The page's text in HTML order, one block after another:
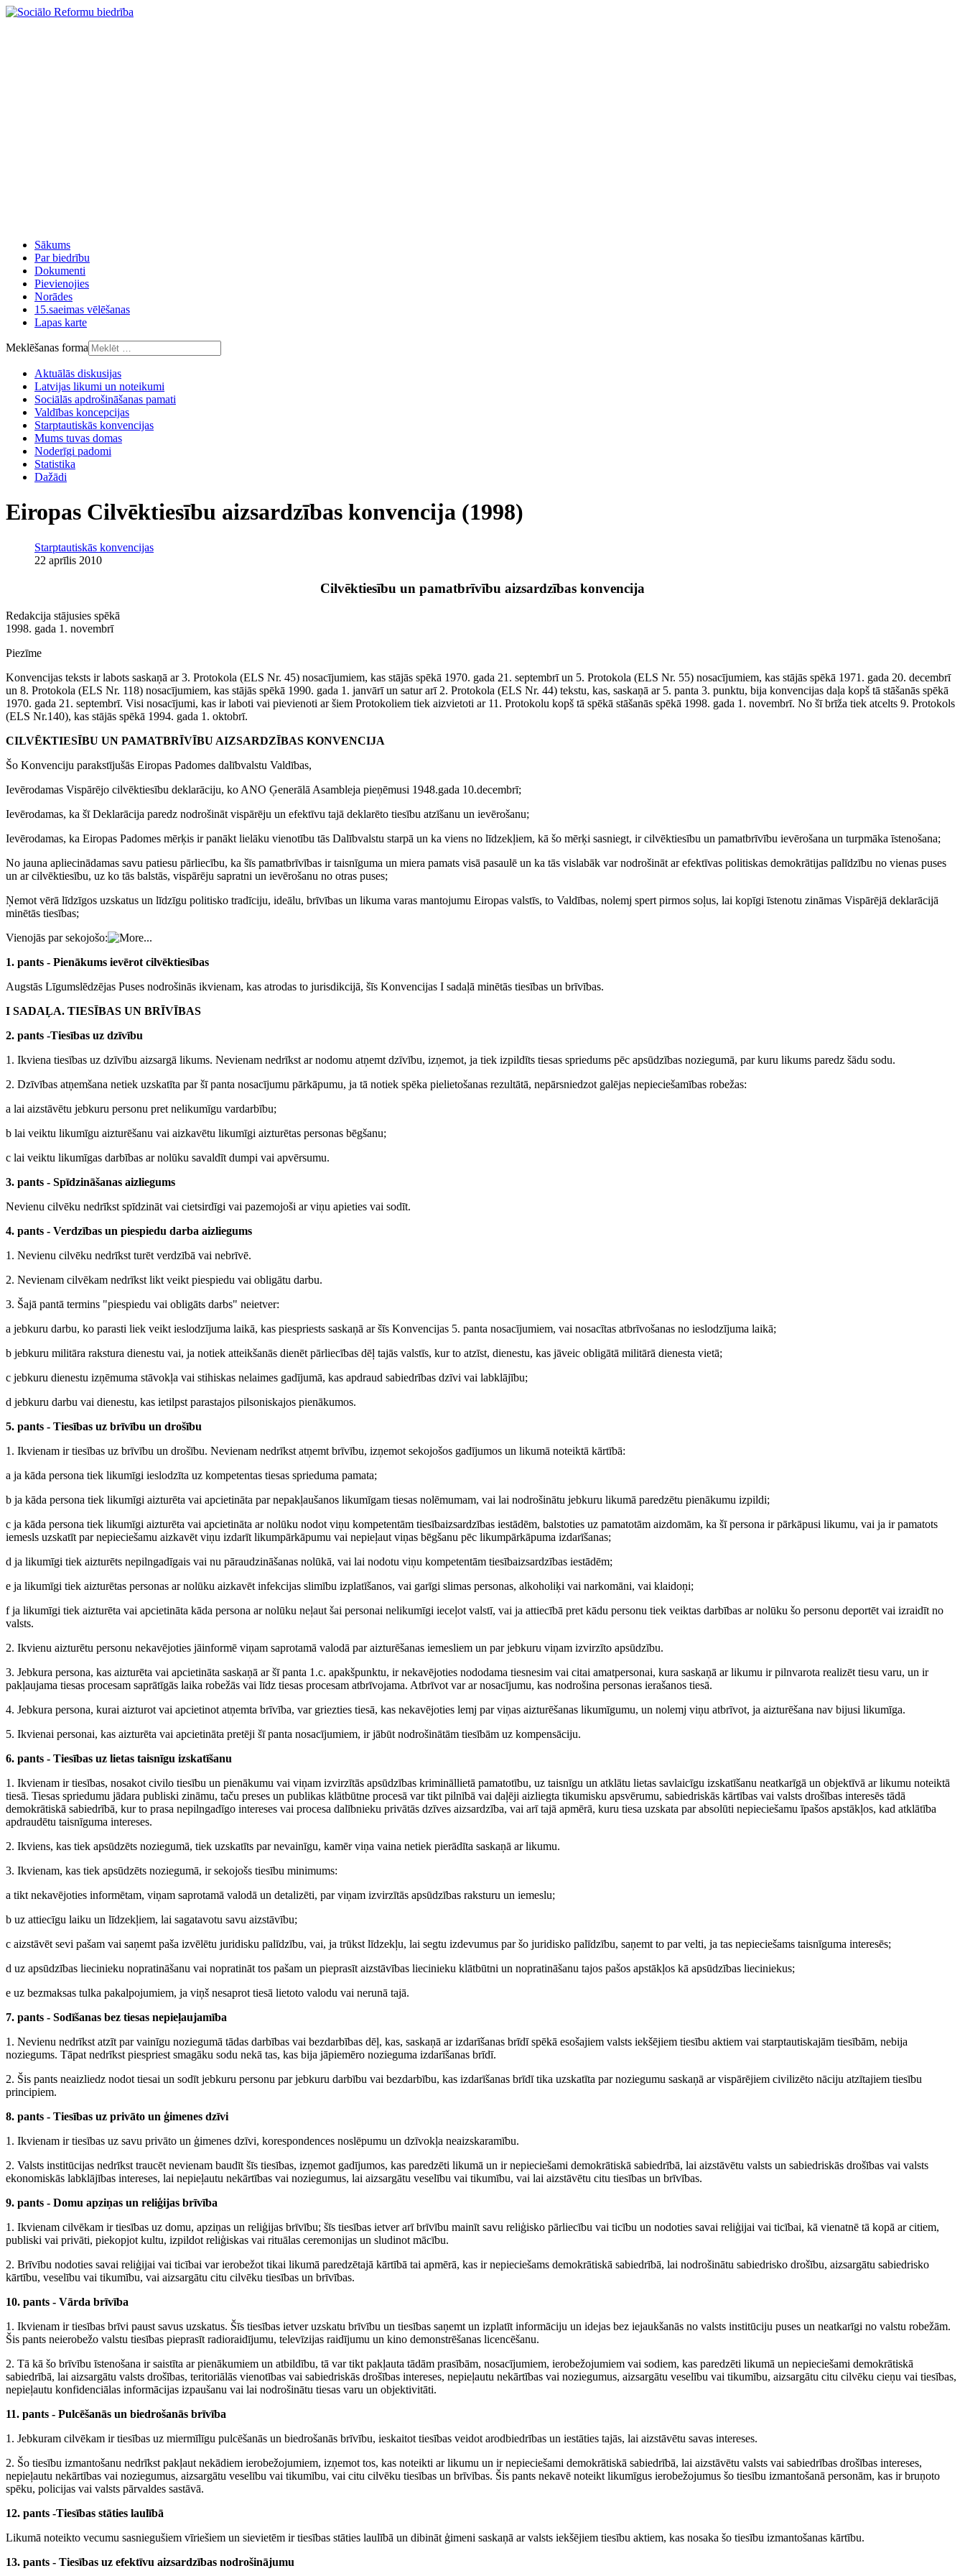
Sākums
Par biedrību
Dokumenti
Pievienojies
Norādes
15.saeimas vēlēšanas
Lapas karte
Meklēšanas forma
Aktuālās diskusijas
Latvijas likumi un noteikumi
Sociālās apdrošināšanas pamati
Valdības koncepcijas
Starptautiskās konvencijas
Mums tuvas domas
Noderīgi padomi
Statistika
Dažādi
Eiropas Cilvēktiesību aizsardzības konvencija (1998)
Starptautiskās konvencijas
22 aprīlis 2010
Cilvēktiesību un pamatbrīvību aizsardzības konvencija
Redakcija stājusies spēkā
1998. gada 1. novembrī
Piezīme
Konvencijas teksts ir labots saskaņā ar 3. Protokola (ELS Nr. 45) nosacījumiem, kas stājās spēkā 1970. gada 21. septembrī un 5. Protokola (ELS Nr. 55) nosacījumiem, kas stājās spēkā 1971. gada 20. decembrī
un 8. Protokola (ELS Nr. 118) nosacījumiem, kas stājās spēkā 1990. gada 1. janvārī un satur arī 2. Protokola (ELS Nr. 44) tekstu, kas, saskaņā ar 5. panta 3. punktu, bija konvencijas daļa kopš tā stāšanās spēkā
1970. gada 21. septembrī. Visi nosacījumi, kas ir laboti vai pievienoti ar šiem Protokoliem tiek aizvietoti ar 11. Protokolu kopš tā spēkā stāšanās spēkā 1998. gada 1. novembrī. No šī brīža tiek atcelts 9. Protokols
(ELS Nr.140), kas stājās spēkā 1994. gada 1. oktobrī.
CILVĒKTIESĪBU UN PAMATBRĪVĪBU AIZSARDZĪBAS KONVENCIJA
Šo Konvenciju parakstījušās Eiropas Padomes dalībvalstu Valdības,
Ievērodamas Vispārējo cilvēktiesību deklarāciju, ko ANO Ģenerālā Asambleja pieņēmusi 1948.gada 10.decembrī;
Ievērodamas, ka šī Deklarācija paredz nodrošināt vispārēju un efektīvu tajā deklarēto tiesību atzīšanu un ievērošanu;
Ievērodamas, ka Eiropas Padomes mērķis ir panākt lielāku vienotību tās Dalībvalstu starpā un ka viens no līdzekļiem, kā šo mērķi sasniegt, ir cilvēktiesību un pamatbrīvību ievērošana un turpmāka īstenošana;
No jauna apliecinādamas savu patiesu pārliecību, ka šīs pamatbrīvības ir taisnīguma un miera pamats visā pasaulē un ka tās vislabāk var nodrošināt ar efektīvas politiskas demokrātijas palīdzību no vienas puses
un ar cilvēktiesību, uz ko tās balstās, vispārēju sapratni un ievērošanu no otras puses;
Ņemot vērā līdzīgos uzskatus un līdzīgu politisko tradīciju, ideālu, brīvības un likuma varas mantojumu Eiropas valstīs, to Valdības, nolemj spert pirmos soļus, lai kopīgi īstenotu zināmas Vispārējā deklarācijā
minētās tiesības;
Vienojās par sekojošo:
1. pants - Pienākums ievērot cilvēktiesības
Augstās Līgumslēdzējas Puses nodrošinās ikvienam, kas atrodas to jurisdikcijā, šīs Konvencijas I sadaļā minētās tiesības un brīvības.
I SADAĻA. TIESĪBAS UN BRĪVĪBAS
2. pants -Tiesības uz dzīvību
1. Ikviena tiesības uz dzīvību aizsargā likums. Nevienam nedrīkst ar nodomu atņemt dzīvību, izņemot, ja tiek izpildīts tiesas spriedums pēc apsūdzības noziegumā, par kuru likums paredz šādu sodu.
2. Dzīvības atņemšana netiek uzskatīta par šī panta nosacījumu pārkāpumu, ja tā notiek spēka pielietošanas rezultātā, nepārsniedzot galējas nepieciešamības robežas:
a lai aizstāvētu jebkuru personu pret nelikumīgu vardarbību;
b lai veiktu likumīgu aizturēšanu vai aizkavētu likumīgi aizturētas personas bēgšanu;
c lai veiktu likumīgas darbības ar nolūku savaldīt dumpi vai apvērsumu.
3. pants - Spīdzināšanas aizliegums
Nevienu cilvēku nedrīkst spīdzināt vai cietsirdīgi vai pazemojoši ar viņu apieties vai sodīt.
4. pants - Verdzības un piespiedu darba aizliegums
1. Nevienu cilvēku nedrīkst turēt verdzībā vai nebrīvē.
2. Nevienam cilvēkam nedrīkst likt veikt piespiedu vai obligātu darbu.
3. Šajā pantā termins "piespiedu vai obligāts darbs" neietver:
a jebkuru darbu, ko parasti liek veikt ieslodzījuma laikā, kas piespriests saskaņā ar šīs Konvencijas 5. panta nosacījumiem, vai nosacītas atbrīvošanas no ieslodzījuma laikā;
b jebkuru militāra rakstura dienestu vai, ja notiek atteikšanās dienēt pārliecības dēļ tajās valstīs, kur to atzīst, dienestu, kas jāveic obligātā militārā dienesta vietā;
c jebkuru dienestu izņēmuma stāvokļa vai stihiskas nelaimes gadījumā, kas apdraud sabiedrības dzīvi vai labklājību;
d jebkuru darbu vai dienestu, kas ietilpst parastajos pilsoniskajos pienākumos.
5. pants - Tiesības uz brīvību un drošību
1. Ikvienam ir tiesības uz brīvību un drošību. Nevienam nedrīkst atņemt brīvību, izņemot sekojošos gadījumos un likumā noteiktā kārtībā:
a ja kāda persona tiek likumīgi ieslodzīta uz kompetentas tiesas sprieduma pamata;
b ja kāda persona tiek likumīgi aizturēta vai apcietināta par nepakļaušanos likumīgam tiesas nolēmumam, vai lai nodrošinātu jebkuru likumā paredzētu pienākumu izpildi;
c ja kāda persona tiek likumīgi aizturēta vai apcietināta ar nolūku nodot viņu kompetentām tiesībaizsardzības iestādēm, balstoties uz pamatotām aizdomām, ka šī persona ir pārkāpusi likumu, vai ja ir pamatots
iemesls uzskatīt par nepieciešamu aizkavēt viņu izdarīt likumpārkāpumu vai nepieļaut viņas bēgšanu pēc likumpārkāpuma izdarīšanas;
d ja likumīgi tiek aizturēts nepilngadīgais vai nu pāraudzināšanas nolūkā, vai lai nodotu viņu kompetentām tiesībaizsardzības iestādēm;
e ja likumīgi tiek aizturētas personas ar nolūku aizkavēt infekcijas slimību izplatīšanos, vai garīgi slimas personas, alkoholiķi vai narkomāni, vai klaidoņi;
f ja likumīgi tiek aizturēta vai apcietināta kāda persona ar nolūku neļaut šai personai nelikumīgi ieceļot valstī, vai ja attiecībā pret kādu personu tiek veiktas darbības ar nolūku šo personu deportēt vai izraidīt no
valsts.
2. Ikvienu aizturētu personu nekavējoties jāinformē viņam saprotamā valodā par aizturēšanas iemesliem un par jebkuru viņam izvirzīto apsūdzību.
3. Jebkura persona, kas aizturēta vai apcietināta saskaņā ar šī panta 1.c. apakšpunktu, ir nekavējoties nododama tiesnesim vai citai amatpersonai, kura saskaņā ar likumu ir pilnvarota realizēt tiesu varu, un ir
pakļaujama tiesas procesam saprātīgās laika robežās vai līdz tiesas procesam atbrīvojama. Atbrīvot var ar nosacījumu, kas nodrošina personas ierašanos tiesā.
4. Jebkura persona, kurai aizturot vai apcietinot atņemta brīvība, var griezties tiesā, kas nekavējoties lemj par viņas aizturēšanas likumīgumu, un nolemj viņu atbrīvot, ja aizturēšana nav bijusi likumīga.
5. Ikvienai personai, kas aizturēta vai apcietināta pretēji šī panta nosacījumiem, ir jābūt nodrošinātām tiesībām uz kompensāciju.
6. pants - Tiesības uz lietas taisnīgu izskatīšanu
1. Ikvienam ir tiesības, nosakot civilo tiesību un pienākumu vai viņam izvirzītās apsūdzības krimināllietā pamatotību, uz taisnīgu un atklātu lietas savlaicīgu izskatīšanu neatkarīgā un objektīvā ar likumu noteiktā
tiesā. Tiesas spriedumu jādara publiski zināmu, taču preses un publikas klātbūtne procesā var tikt pilnībā vai daļēji aizliegta tikumisku apsvērumu, sabiedriskās kārtības vai valsts drošības interesēs tādā
demokrātiskā sabiedrībā, kur to prasa nepilngadīgo intereses vai procesa dalībnieku privātās dzīves aizsardzība, vai arī tajā apmērā, kuru tiesa uzskata par absolūti nepieciešamu īpašos apstākļos, kad atklātība
apdraudētu taisnīguma intereses.
2. Ikviens, kas tiek apsūdzēts noziegumā, tiek uzskatīts par nevainīgu, kamēr viņa vaina netiek pierādīta saskaņā ar likumu.
3. Ikvienam, kas tiek apsūdzēts noziegumā, ir sekojošs tiesību minimums:
a tikt nekavējoties informētam, viņam saprotamā valodā un detalizēti, par viņam izvirzītās apsūdzības raksturu un iemeslu;
b uz attiecīgu laiku un līdzekļiem, lai sagatavotu savu aizstāvību;
c aizstāvēt sevi pašam vai saņemt paša izvēlētu juridisku palīdzību, vai, ja trūkst līdzekļu, lai segtu izdevumus par šo juridisko palīdzību, saņemt to par velti, ja tas nepieciešams taisnīguma interesēs;
d uz apsūdzības liecinieku nopratināšanu vai nopratināt tos pašam un pieprasīt aizstāvības liecinieku klātbūtni un nopratināšanu tajos pašos apstākļos kā apsūdzības lieciniekus;
e uz bezmaksas tulka pakalpojumiem, ja viņš nesaprot tiesā lietoto valodu vai nerunā tajā.
7. pants - Sodīšanas bez tiesas nepieļaujamība
1. Nevienu nedrīkst atzīt par vainīgu noziegumā tādas darbības vai bezdarbības dēļ, kas, saskaņā ar izdarīšanas brīdī spēkā esošajiem valsts iekšējiem tiesību aktiem vai starptautiskajām tiesībām, nebija
noziegums. Tāpat nedrīkst piespriest smagāku sodu nekā tas, kas bija jāpiemēro nozieguma izdarīšanas brīdī.
2. Šis pants neaizliedz nodot tiesai un sodīt jebkuru personu par jebkuru darbību vai bezdarbību, kas izdarīšanas brīdī tika uzskatīta par noziegumu saskaņā ar vispārējiem civilizēto nāciju atzītajiem tiesību
principiem.
8. pants - Tiesības uz privāto un ģimenes dzīvi
1. Ikvienam ir tiesības uz savu privāto un ģimenes dzīvi, korespondences noslēpumu un dzīvokļa neaizskaramību.
2. Valsts institūcijas nedrīkst traucēt nevienam baudīt šīs tiesības, izņemot gadījumos, kas paredzēti likumā un ir nepieciešami demokrātiskā sabiedrībā, lai aizstāvētu valsts un sabiedriskās drošības vai valsts
ekonomiskās labklājības intereses, lai nepieļautu nekārtības vai noziegumus, lai aizsargātu veselību vai tikumību, vai lai aizstāvētu citu tiesības un brīvības.
9. pants - Domu apziņas un reliģijas brīvība
1. Ikvienam cilvēkam ir tiesības uz domu, apziņas un reliģijas brīvību; šīs tiesības ietver arī brīvību mainīt savu reliģisko pārliecību vai ticību un nodoties savai reliģijai vai ticībai, kā vienatnē tā kopā ar citiem,
publiski vai privāti, piekopjot kultu, izpildot reliģiskas vai rituālas ceremonijas un sludinot mācību.
2. Brīvību nodoties savai reliģijai vai ticībai var ierobežot tikai likumā paredzētajā kārtībā tai apmērā, kas ir nepieciešams demokrātiskā sabiedrībā, lai nodrošinātu sabiedrisko drošību, aizsargātu sabiedrisko
kārtību, veselību vai tikumību, vai aizsargātu citu cilvēku tiesības un brīvības.
10. pants - Vārda brīvība
1. Ikvienam ir tiesības brīvi paust savus uzskatus. Šīs tiesības ietver uzskatu brīvību un tiesības saņemt un izplatīt informāciju un idejas bez iejaukšanās no valsts institūciju puses un neatkarīgi no valstu robežām.
Šis pants neierobežo valstu tiesības pieprasīt radioraidījumu, televīzijas raidījumu un kino demonstrēšanas licencēšanu.
2. Tā kā šo brīvību īstenošana ir saistīta ar pienākumiem un atbildību, tā var tikt pakļauta tādām prasībām, nosacījumiem, ierobežojumiem vai sodiem, kas paredzēti likumā un nepieciešami demokrātiskā
sabiedrībā, lai aizsargātu valsts drošības, teritoriālās vienotības vai sabiedriskās drošības intereses, nepieļautu nekārtības vai noziegumus, aizsargātu veselību vai tikumību, aizsargātu citu cilvēku cieņu vai tiesības,
nepieļautu konfidenciālas informācijas izpaušanu vai lai nodrošinātu tiesas varu un objektivitāti.
11. pants - Pulcēšanās un biedrošanās brīvība
1. Jebkuram cilvēkam ir tiesības uz miermīlīgu pulcēšanās un biedrošanās brīvību, ieskaitot tiesības veidot arodbiedrības un iestāties tajās, lai aizstāvētu savas intereses.
2. Šo tiesību izmantošanu nedrīkst pakļaut nekādiem ierobežojumiem, izņemot tos, kas noteikti ar likumu un ir nepieciešami demokrātiskā sabiedrībā, lai aizstāvētu valsts vai sabiedrības drošības intereses,
nepieļautu nekārtības vai noziegumus, aizsargātu veselību vai tikumību, vai citu cilvēku tiesības un brīvības. Šis pants nekavē noteikt likumīgus ierobežojumus šo tiesību izmantošanā personām, kas ir bruņoto
spēku, policijas vai valsts pārvaldes sastāvā.
12. pants -Tiesības stāties laulībā
Likumā noteikto vecumu sasniegušiem vīriešiem un sievietēm ir tiesības stāties laulībā un dibināt ģimeni saskaņā ar valsts iekšējiem tiesību aktiem, kas nosaka šo tiesību izmantošanas kārtību.
13. pants - Tiesības uz efektīvu aizsardzības nodrošinājumu